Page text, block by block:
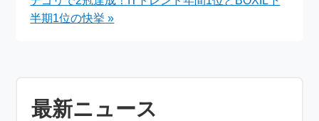
半期1位の快挙 »
最新ニュース